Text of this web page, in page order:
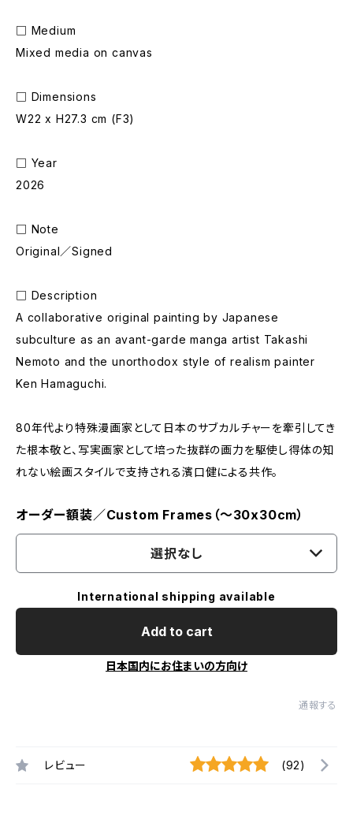
□ Medium
Mixed media on canvas
□ Dimensions
W22 x H27.3 cm (F3)
□ Year
2026
□ Note
Original／Signed
□ Description
A collaborative original painting by Japanese
subculture as an avant-garde manga artist Takashi
Nemoto and the unorthodox style of realism painter
Ken Hamaguchi.
80年代より特殊漫画家として日本のサブカルチャーを牽引してき
た根本敬と、写実画家として培った抜群の画力を駆使し得体の知
れない絵画スタイルで支持される濱口健による共作。
オーダー額装／Custom Frames（〜30x30cm）
選択なし
International shipping available
Add to cart
日本国内にお住まいの方向け
通報する
レビュー (92)